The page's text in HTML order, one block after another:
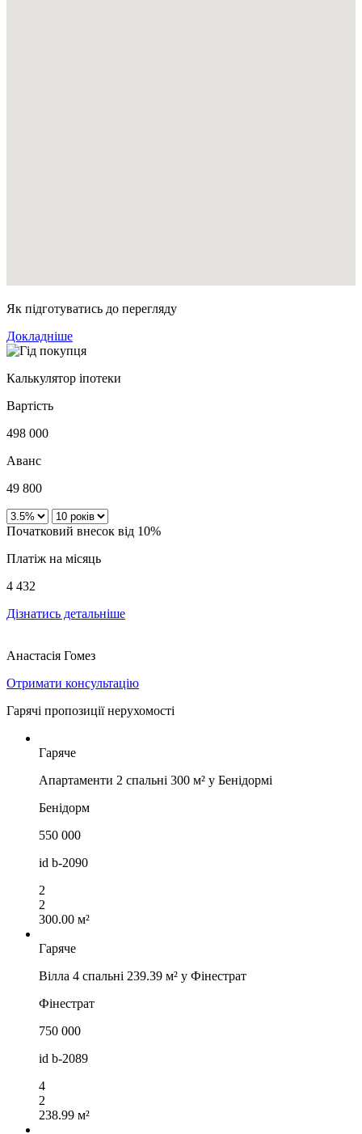
Як підготуватись до перегляду
Докладніше
Калькулятор іпотеки
Вартість
498 000
Аванс
49 800
Початковий внесок від 10%
Платіж на місяць
4 432
Дізнатись детальніше
Анастасія Гомез
Отримати консультацію
Гарячі пропозиції нерухомості
Гаряче
Апартаменти 2 спальні 300 м² у Бенідормі
Бенідорм
550 000
id b-2090
2
2
300.00 м²
Гаряче
Вілла 4 спальні 239.39 м² у Фінестрат
Фінестрат
750 000
id b-2089
4
2
238.99 м²